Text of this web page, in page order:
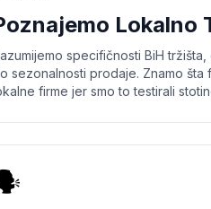
Lokalno
specifičnosti BiH
sezonalnosti prodaje. Znamo šta
firme jer smo to testirali